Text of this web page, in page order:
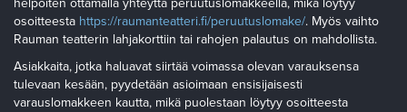
helpoiten ottamalla yhteyttä peruutuslomakkeella, mikä löytyy
osoitteesta https://raumanteatteri.fi/peruutuslomake/. Myös vaihto
Rauman teatterin lahjakorttiin tai rahojen palautus on mahdollista.
Asiakkaita, jotka haluavat siirtää voimassa olevan varauksensa
tulevaan kesään, pyydetään asioimaan ensisijaisesti
varauslomakkeen kautta, mikä puolestaan löytyy osoitteesta